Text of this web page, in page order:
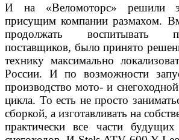
И на «Веломоторс» решили
присущим компании размахом.
продолжать воспитывать
поставщиков, было принято
технику максимально
России. И по возможности
производство мото- и
цикла. То есть не просто
сборкой, а изготавливать на
практически все части будущих